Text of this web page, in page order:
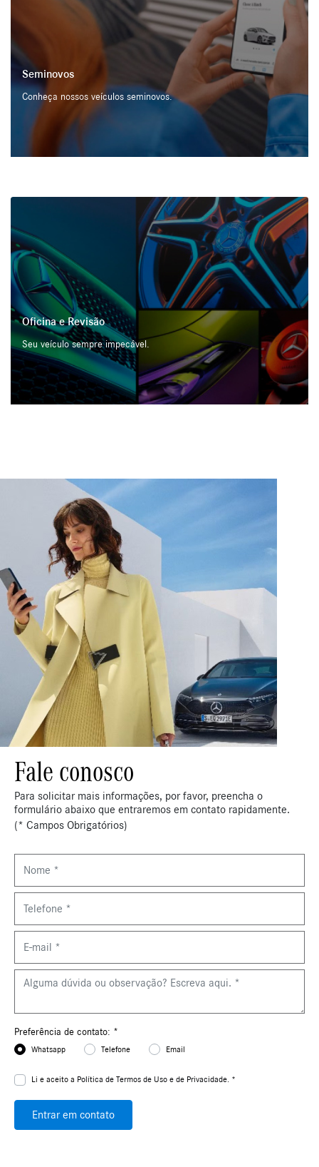
Seminovos
Conheça nossos veículos seminovos.
Oficina e Revisão
Seu veículo sempre impecável.
Fale conosco
Para solicitar mais informações, por favor, preencha o
formulário abaixo que entraremos em contato rapidamente.
(* Campos Obrigatórios)
Preferência de contato: *
Whatsapp Telefone Email
Li e aceito a Política de Termos de Uso e de Privacidade. *
Entrar em contato